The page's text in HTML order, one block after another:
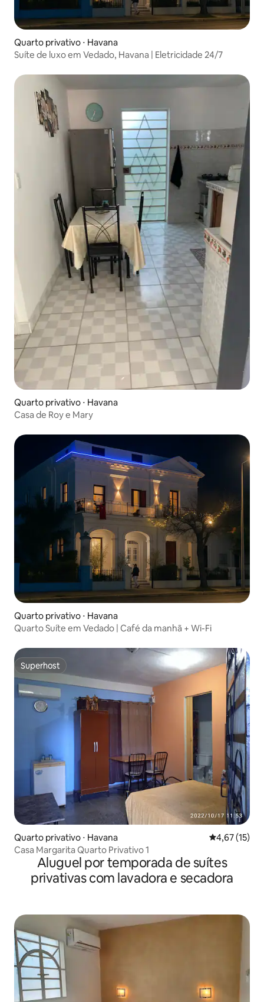
Quarto privativo ⋅ Havana
Suíte de luxo em Vedado, Havana | Eletricidade 24/7
Quarto privativo ⋅ Havana
Casa de Roy e Mary
Quarto privativo ⋅ Havana
Quarto Suíte em Vedado | Café da manhã + Wi-Fi
Superhost
Superhost
Quarto privativo ⋅ Havana 4,67 de uma
4,67 (15)
Casa Margarita Quarto Privativo 1
Aluguel por temporada de suítes
privativas com lavadora e secadora